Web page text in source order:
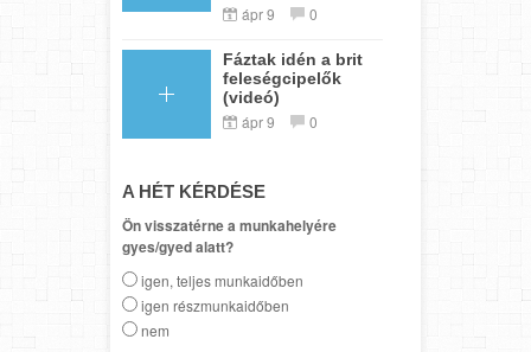
ápr 9 0
Fáztak idén a brit
feleségcipelők
(videó)
ápr 9 0
A HÉT KÉRDÉSE
Ön visszatérne a munkahelyére
gyes/gyed alatt?
igen, teljes munkaidőben
igen részmunkaidőben
nem